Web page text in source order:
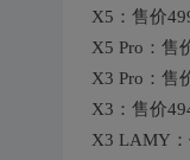
X5：售价
X5 Pro：售
X3 Pro：售
X3：售价
X3 LAMY